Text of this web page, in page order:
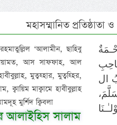
মহাসম্মানিত প্রতিষ্ঠাতা
‘আলামীন, ছাহিবু
নেয়ামত, আস সাফফাহ, আল
মুত্বহ্হার, মুত্বহ্হির,
ক্বায়িম মাক্বামে হাবীবুল্লাহ
মুর্শিদ ক্বিবলা
আলাইহিস সালাম
ال